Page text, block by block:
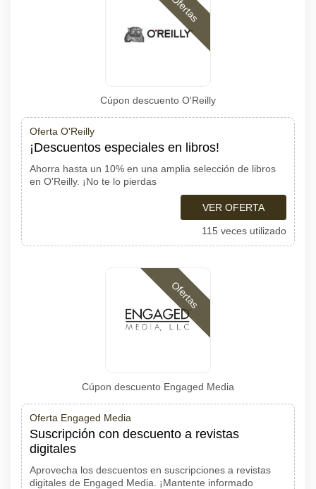
Ofertas
Cúpon descuento O'Reilly
Oferta O'Reilly
¡Descuentos especiales en libros!
Ahorra hasta un 10% en una amplia selección de libros
en O'Reilly. ¡No te lo pierdas
VER OFERTA
115 veces utilizado
Ofertas
Cúpon descuento Engaged Media
Oferta Engaged Media
Suscripción con descuento a revistas
digitales
Aprovecha los descuentos en suscripciones a revistas
digitales de Engaged Media. ¡Mantente informado